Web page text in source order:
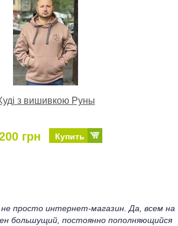
з вишивкою Руны
грн Купить
просто интернет-магазин. Да, всем на
большущий, постоянно пополняющийся